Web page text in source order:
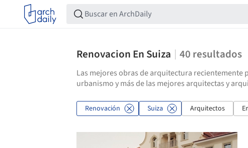
Renovacion En Suiza 40 resultados
Las mejores obras de arquitectura
urbanismo y más de las mejores arquitectas y
Renovación Suiza Arquitectos